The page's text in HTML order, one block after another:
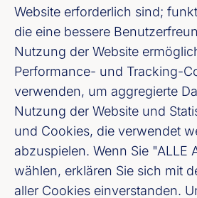
Website erforderlich sind;
die eine bessere
Nutzung der Website
Performance- und Tracking-
verwenden, um aggregierte
Nutzung der Website und
und Cookies, die verwendet
abzuspielen. Wenn Sie "ALLE
wählen, erklären Sie sich mit
aller Cookies einverstanden.
Bundesverband deutscher
Burgstraße 28, 10178 Berlin
Fußzeile (Bankenverband)
Impressum
LinkedIn
Youtube